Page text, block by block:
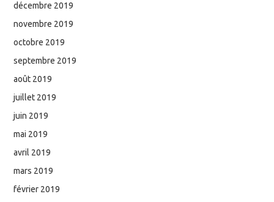
décembre 2019
novembre 2019
octobre 2019
septembre 2019
août 2019
juillet 2019
juin 2019
mai 2019
avril 2019
mars 2019
février 2019